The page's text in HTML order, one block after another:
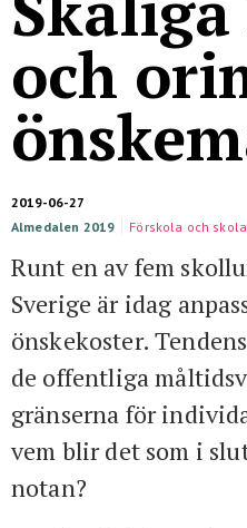
och
2019-06-27
Almedalen 2019
Förskola och skola
Runt en av fem
Sverige är idag
önskekoster.
de offentliga
gränserna för
vem blir det som i
notan?